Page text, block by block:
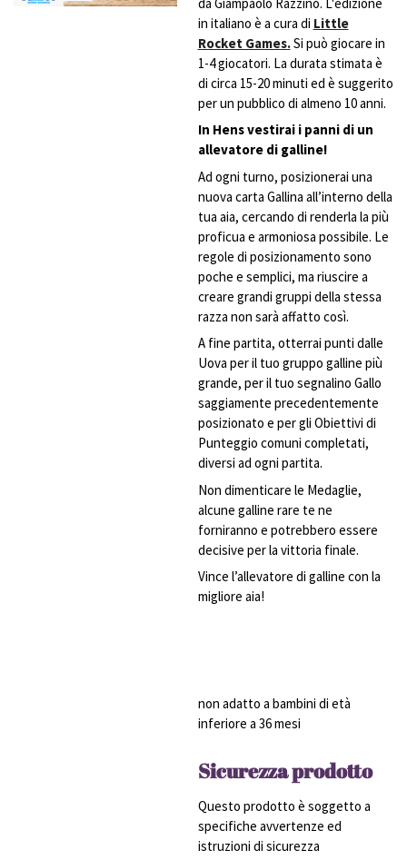
in italiano è a cura di Little
Rocket Games.Si può giocare in
1-4 giocatori. La durata stimata è
di circa 15-20 minuti ed è suggerito
per un pubblico di almeno 10 anni.
In Hens vestirai i panni di un
allevatore di galline!
Ad ogni turno, posizionerai una
nuova carta Gallina all’interno della
tua aia, cercando di renderla la più
proficua e armoniosa possibile. Le
regole di posizionamento sono
poche e semplici, ma riuscire a
creare grandi gruppi della stessa
razza non sarà affatto così.
A fine partita, otterrai punti dalle
Uova per il tuo gruppo galline più
grande, per il tuo segnalino Gallo
saggiamente precedentemente
posizionato e per gli Obiettivi di
Punteggio comuni completati,
diversi ad ogni partita.
Non dimenticare le Medaglie,
alcune galline rare te ne
forniranno e potrebbero essere
decisive per la vittoria finale.
Vince l’allevatore di galline con la
migliore aia!
non adatto a bambini di età
inferiore a 36 mesi
Sicurezza prodotto
Questo prodotto è soggetto a
specifiche avvertenze ed
istruzioni di sicurezza